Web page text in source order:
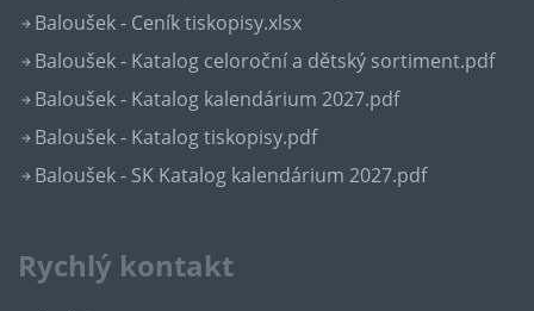
Baloušek - Ceník tiskopisy.xlsx
Baloušek - Katalog celoroční a dětský sortiment.pdf
Baloušek - Katalog kalendárium 2027.pdf
Baloušek - Katalog tiskopisy.pdf
Baloušek - SK Katalog kalendárium 2027.pdf
Rychlý kontakt